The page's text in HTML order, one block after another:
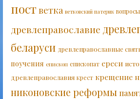
постветка ветковский патерик
древлеправославие
беларуси древлеправославные
поучения епископ епископат ереси
древлеправославия крест крещение
никоновские реформы